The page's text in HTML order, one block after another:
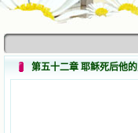
第五十二章 耶稣死后他